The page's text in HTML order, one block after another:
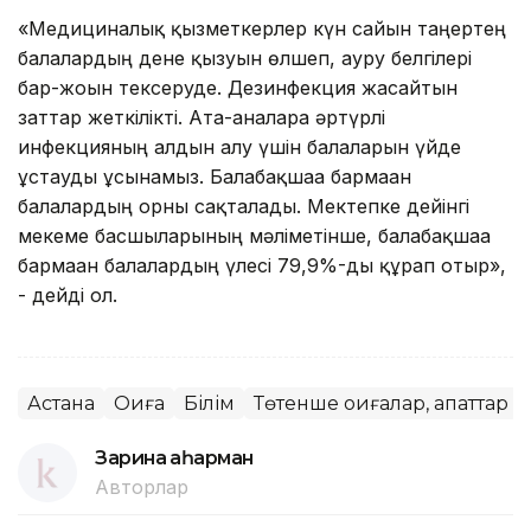
«Медициналық қызметкерлер күн сайын таңертең
балалардың дене қызуын өлшеп, ауру белгілері
бар-жоғын тексеруде. Дезинфекция жасайтын
заттар жеткілікті. Ата-аналарға әртүрлі
инфекцияның алдын алу үшін балаларын үйде
ұстауды ұсынамыз. Балабақшаға бармаған
балалардың орны сақталады. Мектепке дейінгі
мекеме басшыларының мәліметінше, балабақшаға
бармаған балалардың үлесі 79,9%-ды құрап отыр»,
- дейді ол.
Астана Оқиға Білім Төтенше оқиғалар, апаттар
Зарина Қаһарман
Авторлар